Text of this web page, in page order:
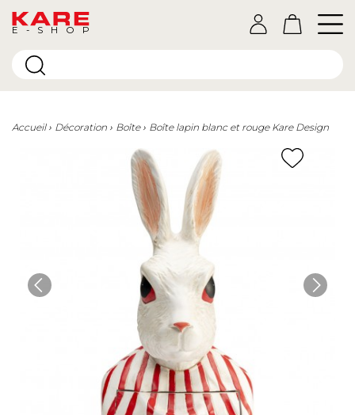
E-SHOP
Accueil Décoration Boîte Boîte lapin blanc et rouge Kare Design